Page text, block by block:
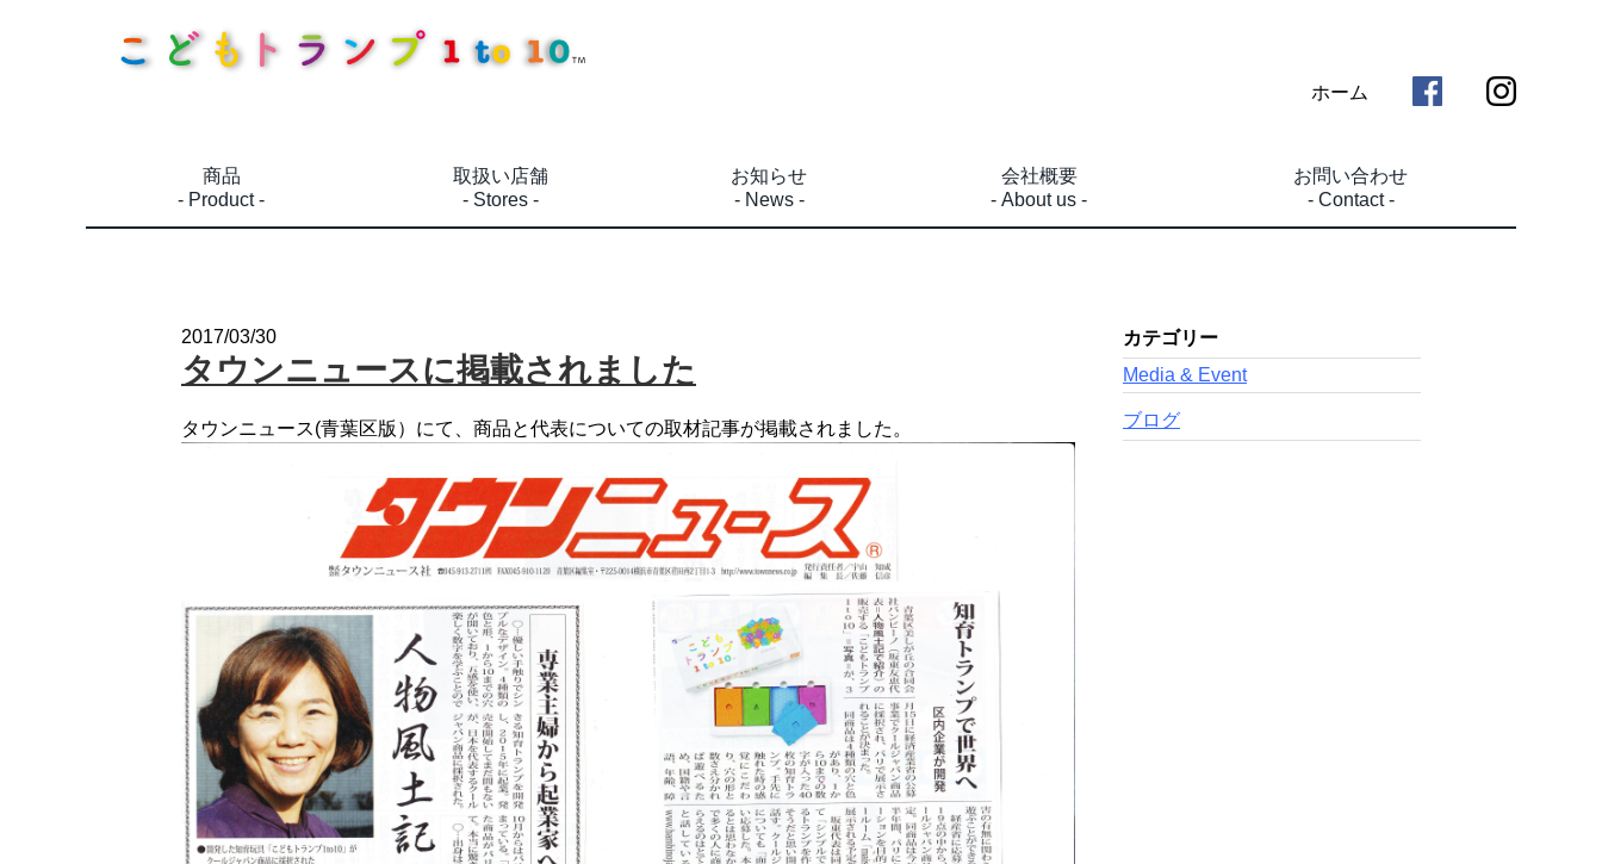
ホーム
商品
- Product -
取扱い店舗
- Stores -
お知らせ
- News -
会社概要
- About us -
お問い合わせ
- Contact -
2017/03/30
タウンニュースに掲載されました
タウンニュース(青葉区版）にて、商品と代表についての取材記事が掲載されました。
カテゴリー
Media & Event
ブログ